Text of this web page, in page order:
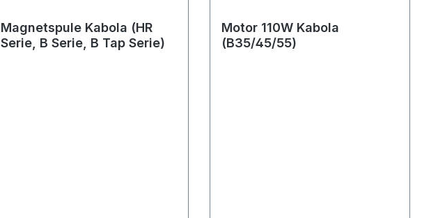
Magnetspule Kabola (HR
Serie, B Serie, B Tap Serie)
Motor 110W Kabola
(B35/45/55)